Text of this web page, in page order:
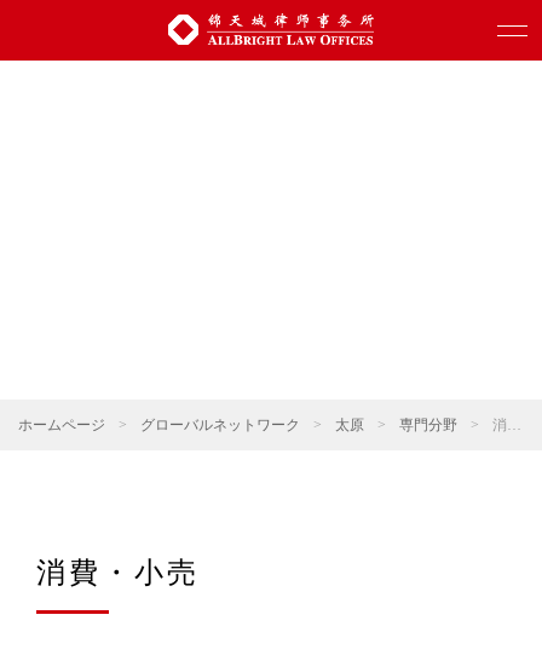
ホームページ > グローバルネットワーク > 太原 > 専門分野 > 消費・小売
消費・小売